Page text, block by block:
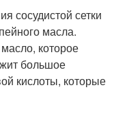
сосудистой сетки
масла.
которое
большое
кислоты, которые